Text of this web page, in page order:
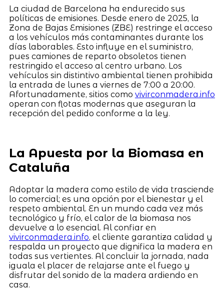
La ciudad de Barcelona ha endurecido sus
políticas de emisiones. Desde enero de 2025, la
Zona de Bajas Emisiones (ZBE) restringe el acceso
a los vehículos más contaminantes durante los
días laborables. Esto influye en el suministro,
pues camiones de reparto obsoletos tienen
restringido el acceso al centro urbano. Los
vehículos sin distintivo ambiental tienen prohibida
la entrada de lunes a viernes de 7:00 a 20:00.
Afortunadamente, sitios como vivirconmadera.info
operan con flotas modernas que aseguran la
recepción del pedido conforme a la ley.
La Apuesta por la Biomasa en
Cataluña
Adoptar la madera como estilo de vida trasciende
lo comercial; es una opción por el bienestar y el
respeto ambiental. En un mundo cada vez más
tecnológico y frío, el calor de la biomasa nos
devuelve a lo esencial. Al confiar en
vivirconmadera.info, el cliente garantiza calidad y
respalda un proyecto que dignifica la madera en
todas sus vertientes. Al concluir la jornada, nada
iguala el placer de relajarse ante el fuego y
disfrutar del sonido de la madera ardiendo en
casa.